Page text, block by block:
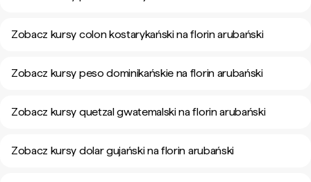
Zobacz kursy colon kostarykański na florin arubański
Zobacz kursy peso dominikańskie na florin arubański
Zobacz kursy quetzal gwatemalski na florin arubański
Zobacz kursy dolar gujański na florin arubański